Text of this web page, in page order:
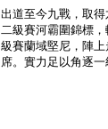
出道至今九戰，取
二級賽河霸圍錦標
級賽蘭域堅尼，陣
席。實力足以角逐一